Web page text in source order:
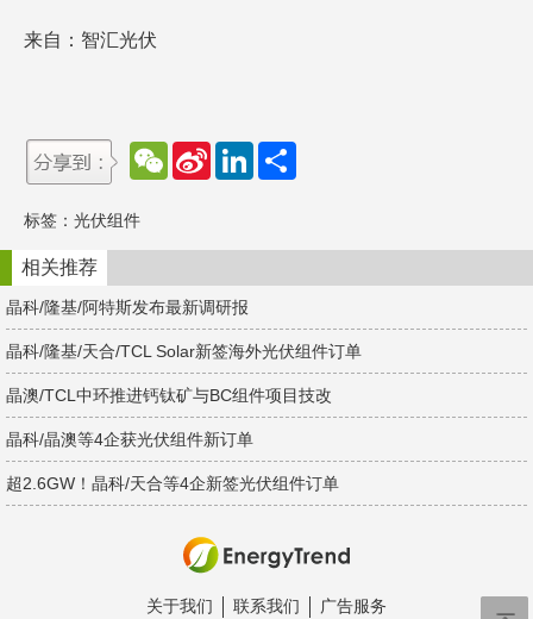
来自：智汇光伏
W
e
t
S
e
b
o
L
d
n
标签： 光伏组件
相关推荐
晶科/隆基/阿特斯发布最新调研报
晶科/隆基/天合/TCL Solar新签海外光伏组件订单
晶澳/TCL中环推进钙钛矿与BC组件项目技改
晶科/晶澳等4企获光伏组件新订单
超2.6GW！晶科/天合等4企新签光伏组件订单
关于我们 联系我们 广告服务